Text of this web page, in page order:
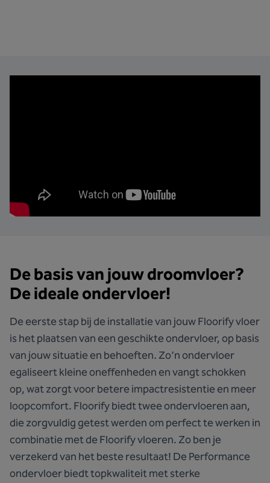
De basis van jouw droomvloer?
De ideale ondervloer!
De eerste stap bij de installatie van jouw Floorify vloer
is het plaatsen van een geschikte ondervloer, op basis
van jouw situatie en behoeften. Zo’n ondervloer
egaliseert kleine oneffenheden en vangt schokken
op, wat zorgt voor betere impactresistentie en meer
loopcomfort. Floorify biedt twee ondervloeren aan,
die zorgvuldig getest werden om perfect te werken in
combinatie met de Floorify vloeren. Zo ben je
verzekerd van het beste resultaat! De Performance
ondervloerbiedt topkwaliteit met sterke